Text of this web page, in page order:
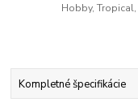
Hobby,
Kompletné špecifikácie